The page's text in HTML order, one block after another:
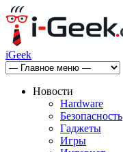
iGeek
Новости
Hardware
Безопасность
Гаджеты
Игры